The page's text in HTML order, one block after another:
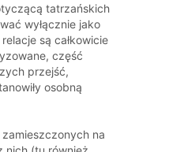
tatrzańskich
wyłącznie jako
są całkowicie
część
przejść,
osobną
na